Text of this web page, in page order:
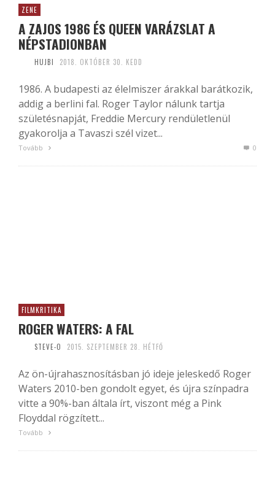
ZENE
A ZAJOS 1986 ÉS QUEEN VARÁZSLAT A
NÉPSTADIONBAN
HUJBI 2018. OKTÓBER 30. KEDD
1986. A budapesti az élelmiszer árakkal barátkozik,
addig a berlini fal. Roger Taylor nálunk tartja
születésnapját, Freddie Mercury rendületlenül
gyakorolja a Tavaszi szél vizet...
Tovább 0
FILMKRITIKA
ROGER WATERS: A FAL
STEVE-O 2015. SZEPTEMBER 28. HÉTFŐ
Az ön-újrahasznosításban jó ideje jeleskedő Roger
Waters 2010-ben gondolt egyet, és újra színpadra
vitte a 90%-ban általa írt, viszont még a Pink
Floyddal rögzített...
Tovább